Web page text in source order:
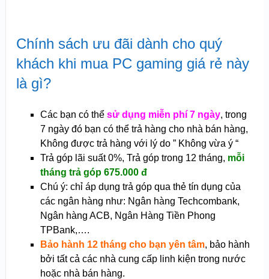
Chính sách ưu đãi dành cho quý
khách khi mua PC gaming giá rẻ này
là gì?
Các bạn có thể sử dụng miễn phí 7 ngày, trong
7 ngày đó bạn có thể trả hàng cho nhà bán hàng,
Không được trả hàng với lý do ” Không vừa ý “
Trả góp lãi suất 0%, Trả góp trong 12 tháng, mỗi
tháng trả góp 675.000 đ
Chú ý: chỉ áp dụng trả góp qua thẻ tín dụng của
các ngân hàng như: Ngân hàng Techcombank,
Ngân hàng ACB, Ngân Hàng Tiền Phong
TPBank,….
Bảo hành 12 tháng cho bạn yên tâm, bảo hành
bởi tất cả các nhà cung cấp linh kiện trong nước
hoặc nhà bán hàng.